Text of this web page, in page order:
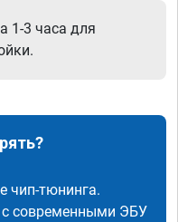
1-3 часа для
чип-тюнинга.
с современными ЭБУ